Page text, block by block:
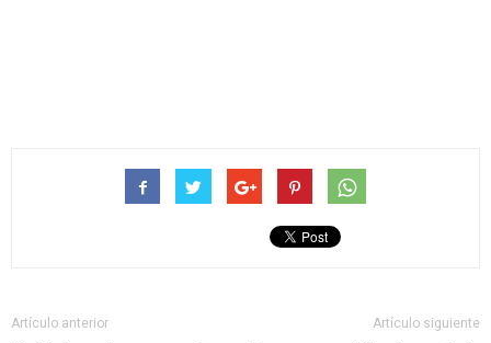
Artículo anterior Artículo siguiente